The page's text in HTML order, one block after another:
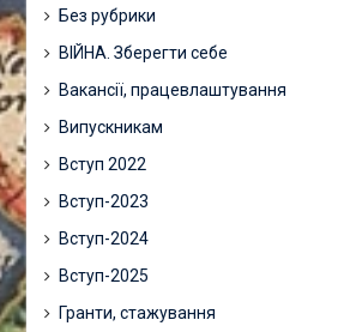
Без рубрики
ВІЙНА. Зберегти себе
Вакансії, працевлаштування
Випускникам
Вступ 2022
Вступ-2023
Вступ-2024
Вступ-2025
Гранти, стажування